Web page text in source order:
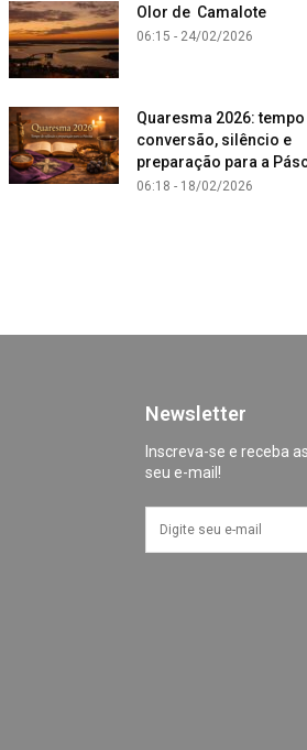
Olor de Camalote
06:15 - 24/02/2026
Quaresma 2026:
conversão, silêncio e
preparação para a
06:18 - 18/02/2026
Newsletter
Inscreva-se e receba
seu e-mail!